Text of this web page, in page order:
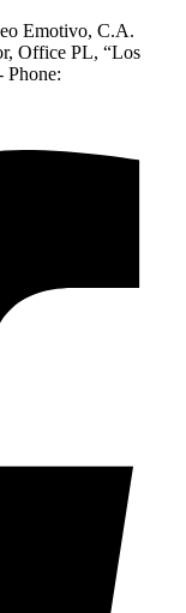
Emotivo, C.A.
Office PL, “Los
Phone: